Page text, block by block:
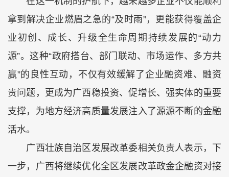
拿到解决企业燃眉之急的“及时雨”，更能获得覆盖企
业初创、成长、升级全生命周期持续发展的“动力
源”。这种“政府搭台、部门联动、市场运作、多方共
赢”的良性互动，不仅有效缓解了企业融资难、融资
贵问题，更成为广西稳投资、促增长、强实体的重要
支撑，为地方经济高质量发展注入了源源不断的金融
活水。
广西壮族自治区发展改革委相关负责人表示，下
一步，广西将继续优化全区发展改革政金企融资对接